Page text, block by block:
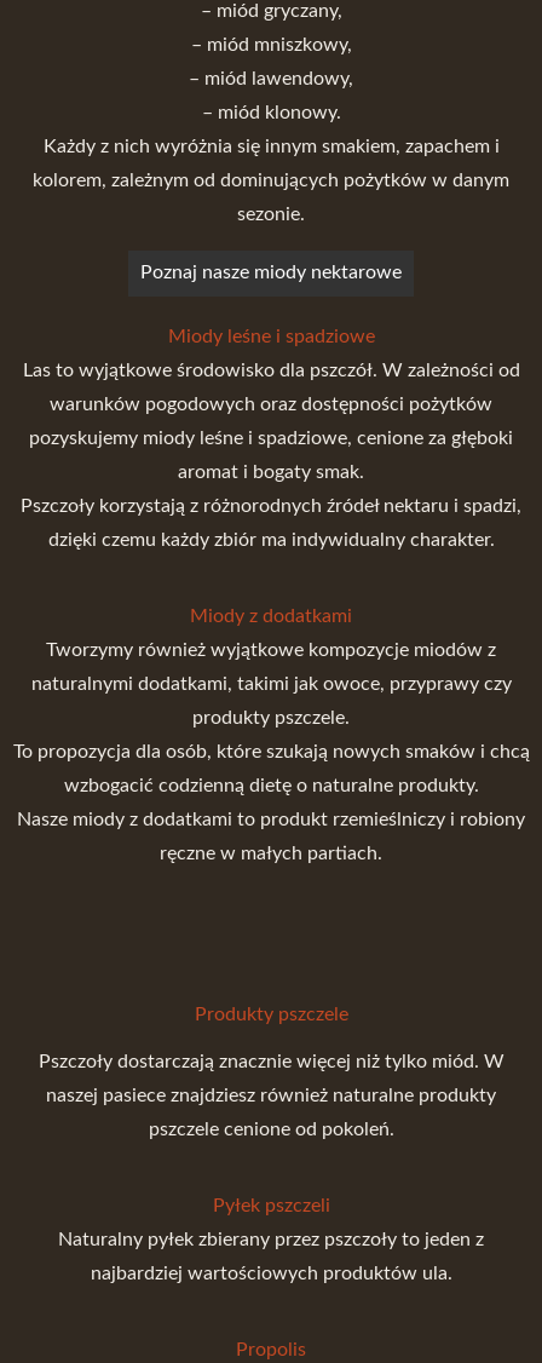
– miód gryczany,
– miód mniszkowy,
– miód lawendowy,
– miód klonowy.
Każdy z nich wyróżnia się innym smakiem, zapachem i
kolorem, zależnym od dominujących pożytków w danym
sezonie.
Poznaj nasze miody nektarowe
Miody leśne i spadziowe
Las to wyjątkowe środowisko dla pszczół. W zależności od
warunków pogodowych oraz dostępności pożytków
pozyskujemy miody leśne i spadziowe, cenione za głęboki
aromat i bogaty smak.
Pszczoły korzystają z różnorodnych źródeł nektaru i spadzi,
dzięki czemu każdy zbiór ma indywidualny charakter.
Miody z dodatkami
Tworzymy również wyjątkowe kompozycje miodów z
naturalnymi dodatkami, takimi jak owoce, przyprawy czy
produkty pszczele.
To propozycja dla osób, które szukają nowych smaków i chcą
wzbogacić codzienną dietę o naturalne produkty.
Nasze miody z dodatkami to produkt rzemieślniczy i robiony
ręczne w małych partiach.
Produkty pszczele
Pszczoły dostarczają znacznie więcej niż tylko miód. W
naszej pasiece znajdziesz również naturalne produkty
pszczele cenione od pokoleń.
Pyłek pszczeli
Naturalny pyłek zbierany przez pszczoły to jeden z
najbardziej wartościowych produktów ula.
Propolis